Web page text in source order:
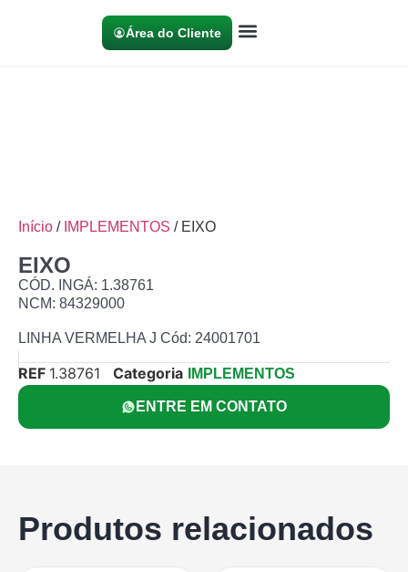
Área do Cliente
Início / IMPLEMENTOS / EIXO
EIXO
CÓD. INGÁ: 1.38761
NCM: 84329000
LINHA VERMELHA J Cód: 24001701
REF 1.38761 Categoria IMPLEMENTOS
ENTRE EM CONTATO
Produtos relacionados